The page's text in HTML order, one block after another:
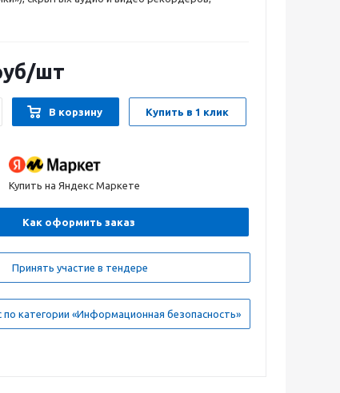
/шт
В корзину Купить в 1 клик
Купить на Яндекс Маркете
Как оформить заказ
Принять участие в тендере
по категории «Информационная безопасность»